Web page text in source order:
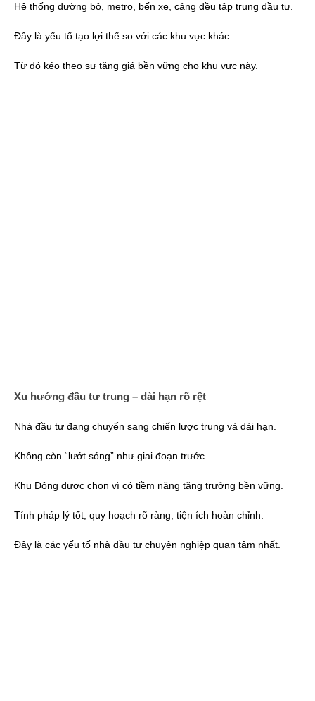
Hệ thống đường bộ, metro, bến xe, cảng đều tập trung đầu tư.
Đây là yếu tố tạo lợi thế so với các khu vực khác.
Từ đó kéo theo sự tăng giá bền vững cho khu vực này.
Xu hướng đầu tư trung – dài hạn rõ rệt
Nhà đầu tư đang chuyển sang chiến lược trung và dài hạn.
Không còn “lướt sóng” như giai đoạn trước.
Khu Đông được chọn vì có tiềm năng tăng trưởng bền vững.
Tính pháp lý tốt, quy hoạch rõ ràng, tiện ích hoàn chỉnh.
Đây là các yếu tố nhà đầu tư chuyên nghiệp quan tâm nhất.